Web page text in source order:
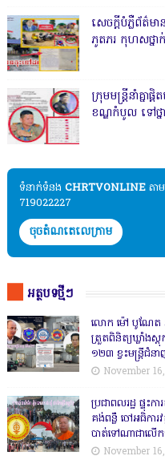
សេចក្តីបំភ្លឺព័ត៌ម
ភូតភរ កុហសថ្នាក់
ក្រុមមន្ត្រីនាំគ្ន
ខណ្ឌកំបូល ទៅថ្ន
ទំនាក់ទំនង​​ CHRTVONLINE តា
719022227
ចុចតំណតេលេក្រាម
អត្ថបទថ្មីៗ
លោក ម៉ៅ បូណែត អ
ត្រួតពិនិត្យឃ្លាំងស្
១២៣ ខ្វះមន្ត្រីជំ
November
ប្រជាពលរដ្ឋ ផ្ទុះក
គង់ពន្លឺ ចៅអធិការ
បាត់ទៅណាជាលើក
November